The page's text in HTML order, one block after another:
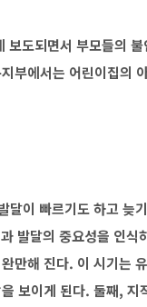
보도되면서 부모들의
부에서는 어린이집의
달이 빠르기도 하고 늦
발달의 중요성을 인식
만해 진다. 이 시기는
보이게 된다. 둘째, 지